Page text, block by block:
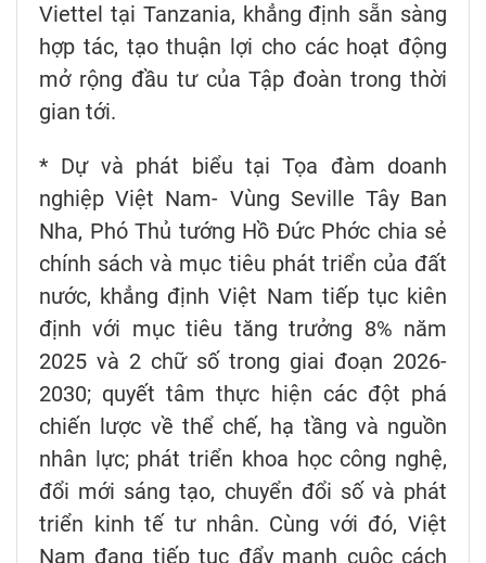
Viettel tại Tanzania, khẳng định sẵn sàng
hợp tác, tạo thuận lợi cho các hoạt động
mở rộng đầu tư của Tập đoàn trong thời
gian tới.
* Dự và phát biểu tại Tọa đàm doanh
nghiệp Việt Nam- Vùng Seville Tây Ban
Nha, Phó Thủ tướng Hồ Đức Phớc chia sẻ
chính sách và mục tiêu phát triển của đất
nước, khẳng định Việt Nam tiếp tục kiên
định với mục tiêu tăng trưởng 8% năm
2025 và 2 chữ số trong giai đoạn 2026-
2030; quyết tâm thực hiện các đột phá
chiến lược về thể chế, hạ tầng và nguồn
nhân lực; phát triển khoa học công nghệ,
đổi mới sáng tạo, chuyển đổi số và phát
triển kinh tế tư nhân. Cùng với đó, Việt
Nam đang tiếp tục đẩy mạnh cuộc cách